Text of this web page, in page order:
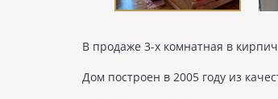
В продаже 3-х комнатная в
Дом построен в 2005 году из